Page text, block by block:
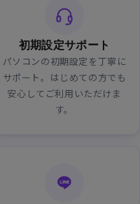
初期設定サポート
パソコンの初期設定を丁寧に
サポート。はじめての方でも
安心してご利用いただけま
す。